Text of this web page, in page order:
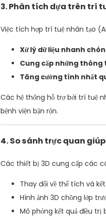
3. Phân tích dựa trên trí
Việc tích hợp trí tuệ nhân tạo
Xử lý dữ liệu nhanh
Cung cấp những thông
Tăng cường tính nhất
Các hệ thống hỗ trợ bởi trí tuệ
bệnh viện bận rộn.
4. So sánh trực quan
Các thiết bị 3D cung cấp các
Thay đổi về thể tích và
Hình ảnh 3D chồng lớp
Mô phỏng kết quả điều trị